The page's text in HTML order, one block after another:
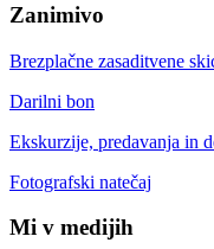
Zanimivo
Brezplačne zasaditvene
Darilni bon
Ekskurzije, predavanja in
Fotografski natečaj
Mi v medijih